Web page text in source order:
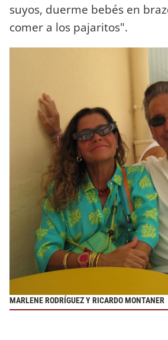
suyos, duerme bebés en
comer a los pajaritos".
MARLENE RODRÍGUEZ Y RICARDO MONTANER